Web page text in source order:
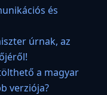
és
úrnak, az
a magyar
verziója?